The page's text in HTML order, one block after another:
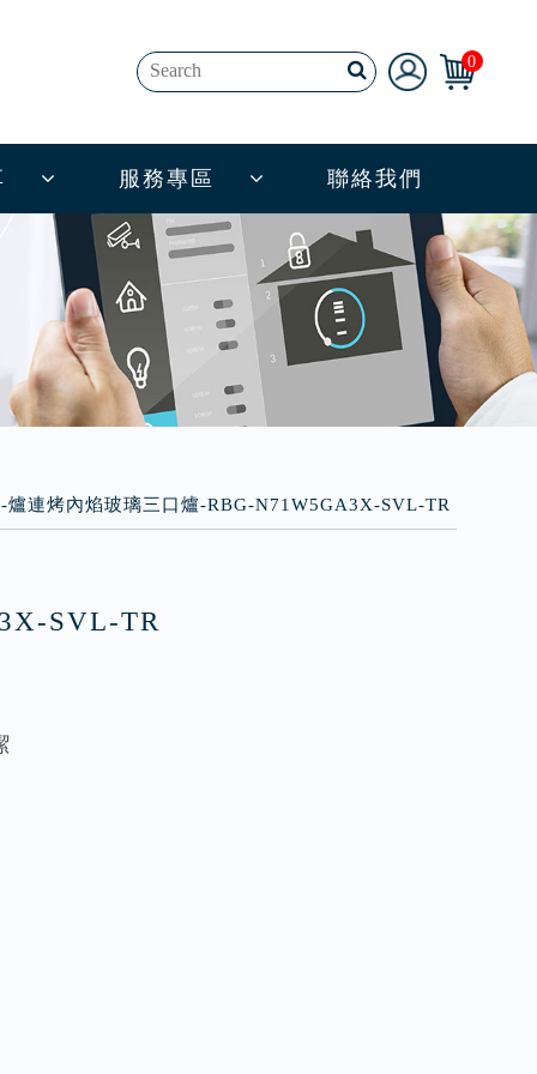
0
服務專區 聯絡我們
爐連烤內焰玻璃三口爐-RBG-N71W5GA3X-SVL-TR
SVL-TR